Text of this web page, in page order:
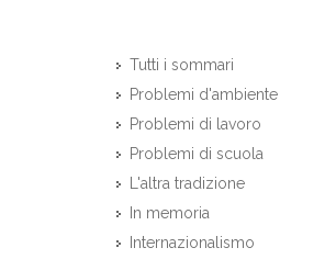
Tutti i sommari
Problemi d'ambiente
Problemi di lavoro
Problemi di scuola
L'altra tradizione
In memoria
Internazionalismo